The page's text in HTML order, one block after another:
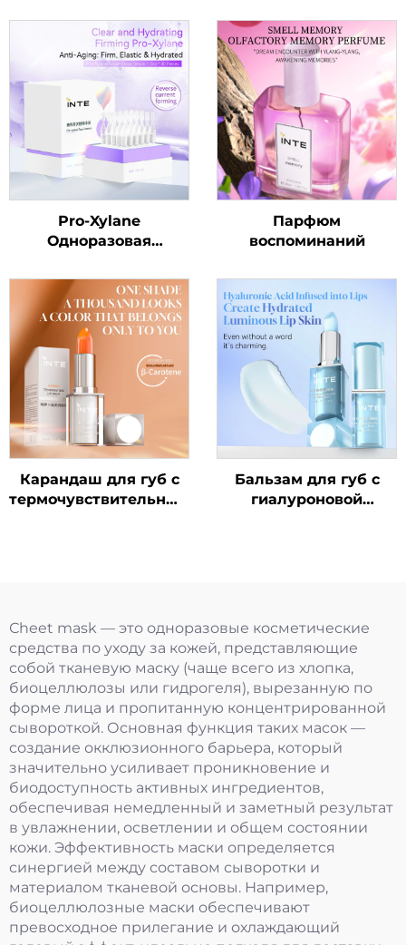
Pro-Xylane
Одноразовая
Парфюм
воспоминаний
Карандаш для губ с
термочувствительным
Бальзам для губ с
гиалуроновой
Сheet mask — это одноразовые косметические
средства по уходу за кожей, представляющие
собой тканевую маску (чаще всего из хлопка,
биоцеллюлозы или гидрогеля), вырезанную по
форме лица и пропитанную концентрированной
сывороткой. Основная функция таких масок —
создание окклюзионного барьера, который
значительно усиливает проникновение и
биодоступность активных ингредиентов,
обеспечивая немедленный и заметный результат
в увлажнении, осветлении и общем состоянии
кожи. Эффективность маски определяется
синергией между составом сыворотки и
материалом тканевой основы. Например,
биоцеллюлозные маски обеспечивают
превосходное прилегание и охлаждающий